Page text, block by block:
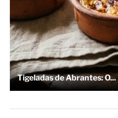
Tigeladas de Abrantes: O...